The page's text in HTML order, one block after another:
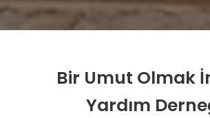
Bir Umut Olmak
Yardım